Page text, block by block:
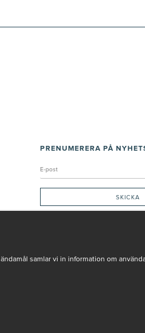
PRENUMERERA PÅ
samlar vi in information om